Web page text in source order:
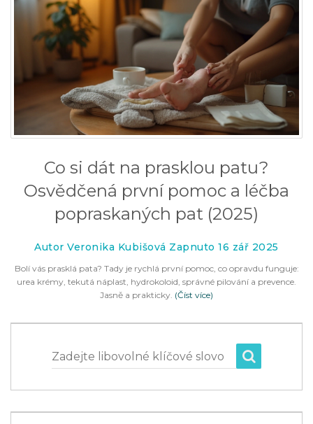
Co si dát na prasklou patu?
Osvědčená první pomoc a léčba
popraskaných pat (2025)
Autor Veronika Kubišová Zapnuto 16 zář 2025
Bolí vás prasklá pata? Tady je rychlá první pomoc, co opravdu funguje:
urea krémy, tekutá náplast, hydrokoloid, správné pilování a prevence.
Jasně a prakticky. (Číst více)
Zadejte libovolné klíčové slovo